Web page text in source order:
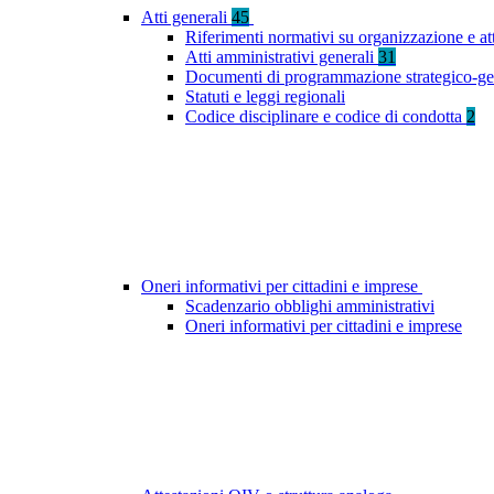
Atti generali 45
Riferimenti normativi su organizzazione e
Atti amministrativi generali 31
Documenti di programmazione strategico-
Statuti e leggi regionali
Codice disciplinare e codice di condotta 2
Oneri informativi per cittadini e imprese
Scadenzario obblighi amministrativi
Oneri informativi per cittadini e imprese